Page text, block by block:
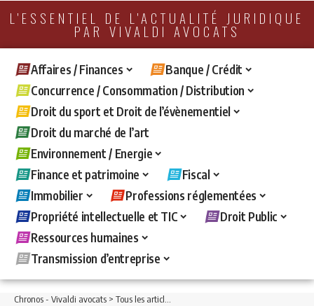
L'ESSENTIEL DE L'ACTUALITÉ JURIDIQUE
PAR VIVALDI AVOCATS
Affaires / Finances
Banque / Crédit
Concurrence / Consommation / Distribution
Droit du sport et Droit de l’évènementiel
Droit du marché de l’art
Environnement / Energie
Finance et patrimoine
Fiscal
Immobilier
Professions réglementées
Propriété intellectuelle et TIC
Droit Public
Ressources humaines
Transmission d’entreprise
Chronos - Vivaldi avocats > Tous les articles